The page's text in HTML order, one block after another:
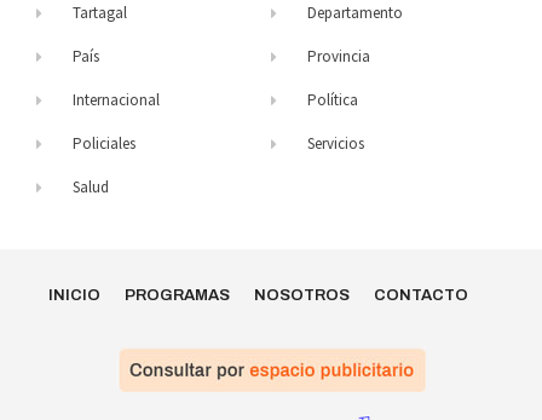
Tartagal
País
Internacional
Policiales
Salud
Departamento
Provincia
Política
Servicios
INICIO PROGRAMAS NOSOTROS CONTACTO